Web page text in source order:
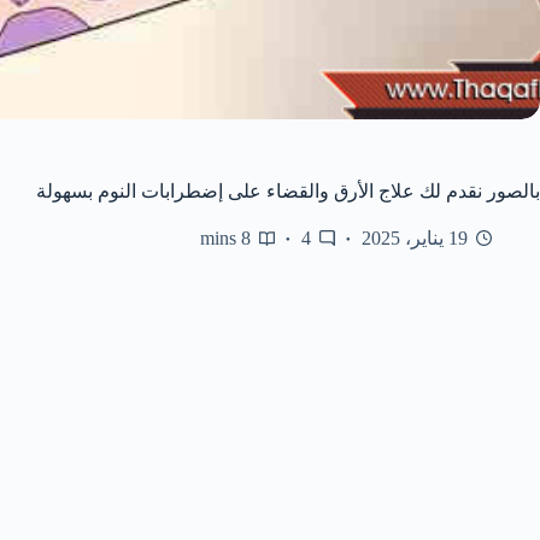
بالصور نقدم لك علاج الأرق والقضاء على إضطرابات النوم بسهولة
19 يناير، 2025 4
8 mins